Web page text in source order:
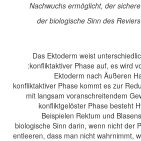
Nachwuchs ermöglicht, der
der biologische Sinn des
Das Ektoderm weist
konfliktaktiver Phase auf, es wird
– Ektoderm nach Äußeren
konfliktaktiver Phase kommt es zur
mit langsam voranschreitendem
konfliktgelöster Phase besteht
Beispielen Rektum und
biologische Sinn darin, wenn nicht der
entleeren, dass man nicht wahrnimmt,